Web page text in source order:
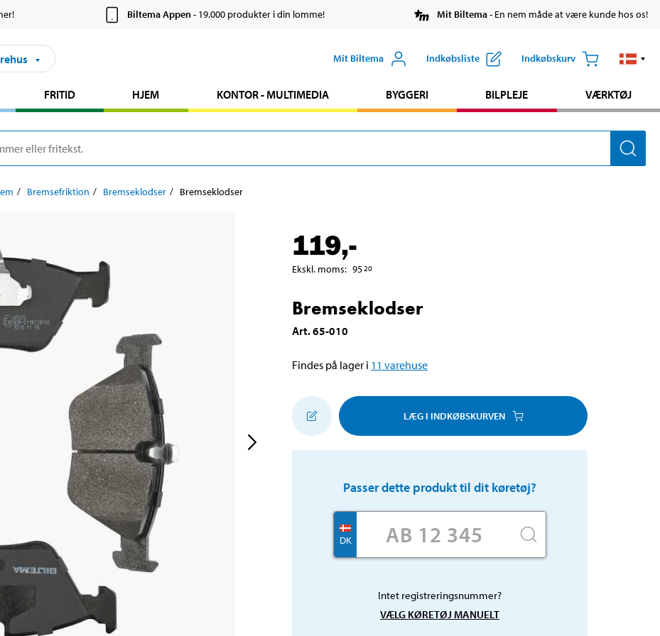
Biltema Appen- 19.000 produkter i din lomme! Mit Biltema- En nem måde at være kunde hos os!
Mit Biltema Indkøbsliste Indkøbskurv
FRITID HJEM KONTOR - MULTIMEDIA BYGGERI BILPLEJE VÆRKTØJ
Bremsefriktion Bremseklodser Bremseklodser
119,-
Ekskl. moms: 95 20
Bremseklodser
Art.65-010
Findes på lager i 11 varehuse
LÆG I INDKØBSKURVEN
Passer dette produkt til dit køretøj?
DK
Intet registreringsnummer?
VÆLG KØRETØJ MANUELT